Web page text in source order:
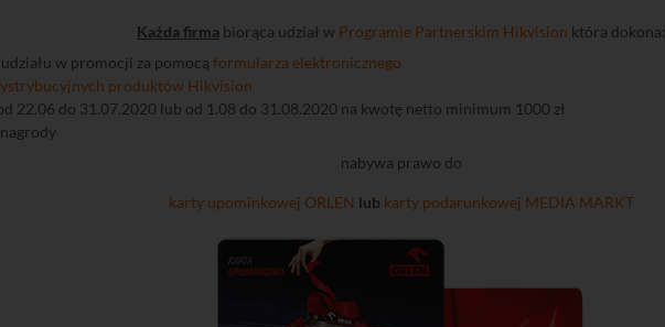
Każda firma biorąca udział w Programie Partnerskim Hikvision która dokona:
udziału w promocji za pomocą formularza elektronicznego
produktów Hikvision
22.06 do 31.07.2020 lub od 1.08 do 31.08.2020 na kwotę netto minimum 1000 zł
nabywa prawo do
karty upominkowej ORLEN lub karty podarunkowej MEDIA MARKT